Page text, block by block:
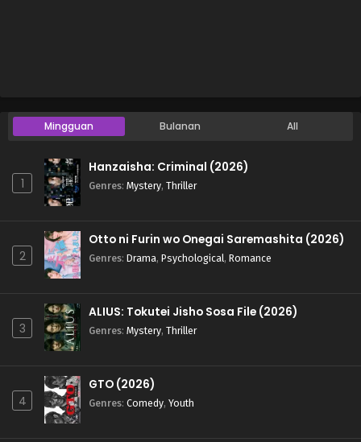
Mingguan Bulanan All
1
Hanzaisha: Criminal (2026)
Genres: Mystery, Thriller
2
Otto ni Furin wo Onegai Saremashita (2026)
Genres: Drama, Psychological, Romance
3
ALIUS: Tokutei Jisho Sosa File (2026)
Genres: Mystery, Thriller
4
GTO (2026)
Genres: Comedy, Youth